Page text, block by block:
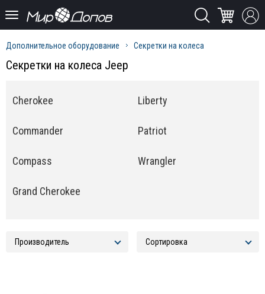
Дополнительное оборудование Секретки на колеса
Секретки на колеса Jeep
Cherokee
Commander
Compass
Grand Cherokee
Liberty
Patriot
Wrangler